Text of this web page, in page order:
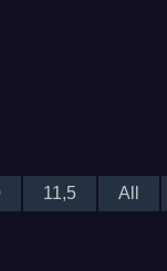
11,5 All